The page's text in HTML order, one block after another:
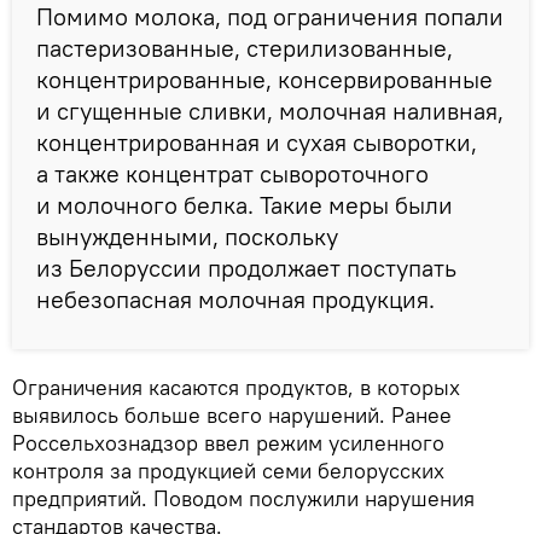
Помимо молока, под ограничения попали
пастеризованные, стерилизованные,
концентрированные, консервированные
и сгущенные сливки, молочная наливная,
концентрированная и сухая сыворотки,
а также концентрат сывороточного
и молочного белка. Такие меры были
вынужденными, поскольку
из Белоруссии продолжает поступать
небезопасная молочная продукция.
Ограничения касаются продуктов, в которых
выявилось больше всего нарушений. Ранее
Россельхознадзор ввел режим усиленного
контроля за продукцией семи белорусских
предприятий. Поводом послужили нарушения
стандартов качества.